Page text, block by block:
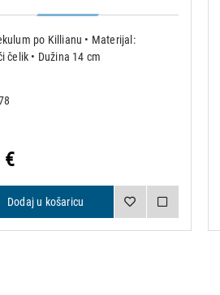
po Killianu • Materijal:
čelik • Dužina 14 cm
€
Dodaj u košaricu